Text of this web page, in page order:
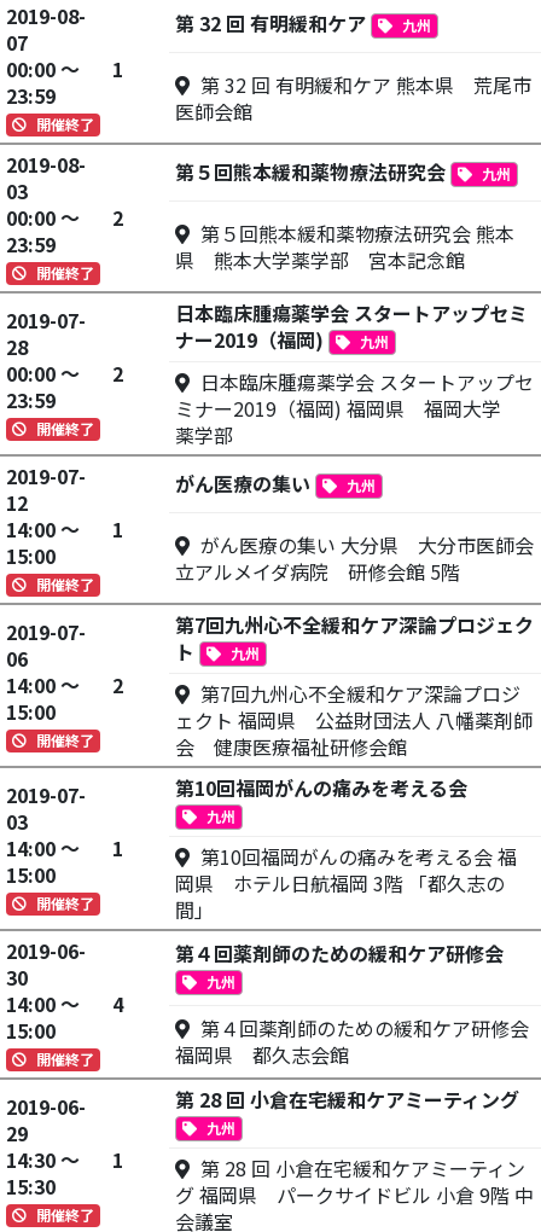
2019-08-
07
00:00 ～
23:59
開催終了
1
第 32 回 有明緩和ケア 九州
第 32 回 有明緩和ケア 熊本県 荒尾市
医師会館
2019-08-
03
00:00 ～
23:59
開催終了
2
第５回熊本緩和薬物療法研究会 九州
第５回熊本緩和薬物療法研究会 熊本
県 熊本大学薬学部 宮本記念館
2019-07-
28
00:00 ～
23:59
開催終了
2
日本臨床腫瘍薬学会 スタートアップセミ
ナー2019（福岡)
九州
日本臨床腫瘍薬学会 スタートアップセ
ミナー2019（福岡) 福岡県 福岡大学
薬学部
2019-07-
12
14:00 ～
15:00
開催終了
1
がん医療の集い 九州
がん医療の集い 大分県 大分市医師会
立アルメイダ病院 研修会館 5階
2019-07-
06
14:00 ～
15:00
開催終了
2
第7回九州心不全緩和ケア深論プロジェク
ト
九州
第7回九州心不全緩和ケア深論プロジ
ェクト 福岡県 公益財団法人 八幡薬剤師
会 健康医療福祉研修会館
2019-07-
03
14:00 ～
15:00
開催終了
1
第10回福岡がんの痛みを考える会
九州
第10回福岡がんの痛みを考える会 福
岡県 ホテル日航福岡 3階 「都久志の
間」
2019-06-
30
14:00 ～
15:00
開催終了
4
第４回薬剤師のための緩和ケア研修会
九州
第４回薬剤師のための緩和ケア研修会
福岡県 都久志会館
2019-06-
29
14:30 ～
15:30
開催終了
1
第 28 回 小倉在宅緩和ケアミーティング
九州
第 28 回 小倉在宅緩和ケアミーティン
グ 福岡県 パークサイドビル 小倉 9階 中
会議室